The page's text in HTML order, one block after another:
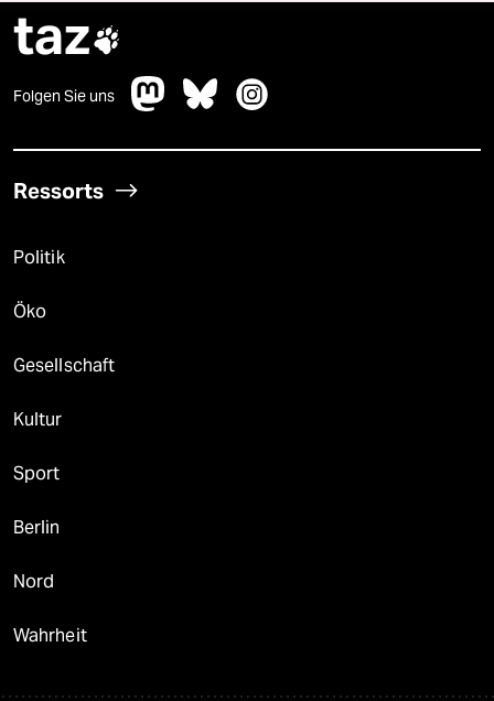
taz
Folgen Sie uns
Ressorts
Politik
Öko
Gesellschaft
Kultur
Sport
Berlin
Nord
Wahrheit